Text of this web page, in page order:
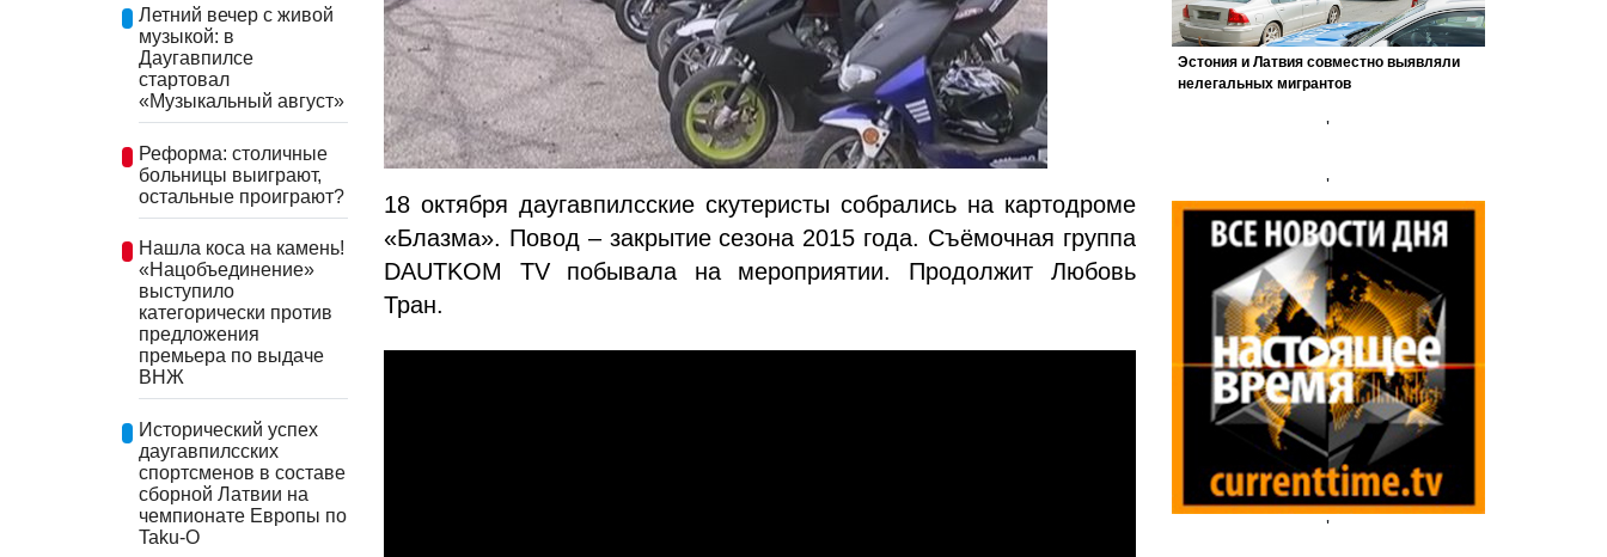
Летний вечер с живой
музыкой: в
Даугавпилсе
стартовал
«Музыкальный август»
Реформа: столичные
больницы выиграют,
остальные проиграют?
Нашла коса на камень!
«Нацобъединение»
выступило
категорически против
предложения
премьера по выдаче
ВНЖ
Исторический успех
даугавпилсских
спортсменов в составе
сборной Латвии на
чемпионате Европы по
Taku-O
18 октября даугавпилсские скутеристы собрались на картодроме
«Блазма». Повод – закрытие сезона 2015 года. Съёмочная группа
DAUTKOM TV побывала на мероприятии. Продолжит Любовь
Тран.
'
'
'